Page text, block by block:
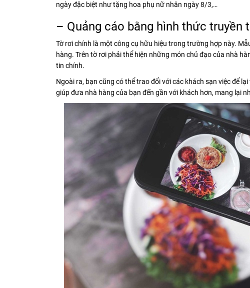
ngày đặc biệt như tặng hoa phụ nữ nhân ngày 8/3,…
– Quảng cáo bằng hình thức truyền
Tờ rơi chính là một công cụ hữu hiệu trong trường hợp này.
hàng. Trên tờ rơi phải thể hiện những món chủ đạo của nhà
tin chính.
Ngoài ra, bạn cũng có thể trao đổi với các khách sạn việc để
giúp đưa nhà hàng của bạn đến gần với khách hơn, mang lại